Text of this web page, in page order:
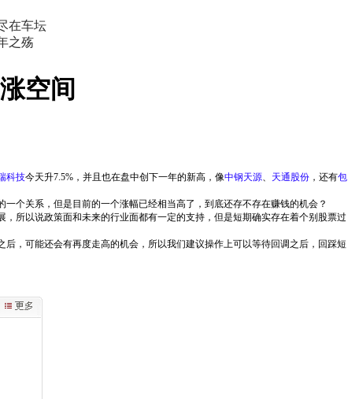
在车坛
之殇
空间
科技今天升7.5%，并且也在盘中创下一年的新高，像中钢天源、 天通股份 ，还有包
个关系，但是目前的一个涨幅已经相当高了，到底还存不存在赚钱的机会？
所以说政策面和未来的行业面都有一定的支持，但是短期确实存在着个别股票过
，可能还会有再度走高的机会，所以我们建议操作上可以等待回调之后，回踩短